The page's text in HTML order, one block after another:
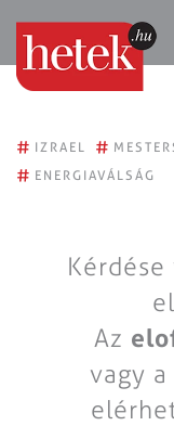
# IZRAEL #
# ENERGIAVÁLSÁG
Az
vagy a